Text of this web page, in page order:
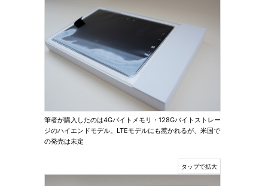
筆者が購入したのは4Gバイトメモリ・128Gバイトストレー
ジのハイエンドモデル。LTEモデルにも惹かれるが、米国で
の発売は未定